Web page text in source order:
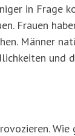
in Frage
Frauen
Männer
Wie